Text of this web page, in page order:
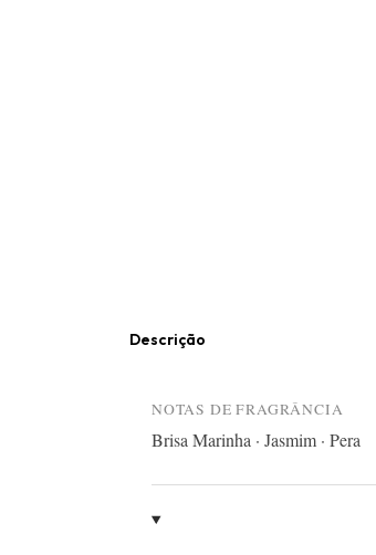
Descrição
NOTAS DE FRAGRÂNCIA
Brisa Marinha · Jasmim · Pera